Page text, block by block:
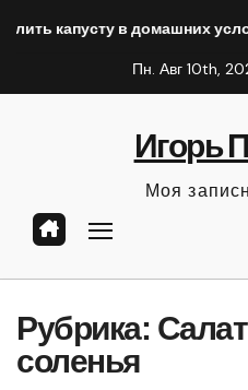
в домашних условиях
Пн. Авг 10th,
Игорь
Моя
Рубрика:
соленья